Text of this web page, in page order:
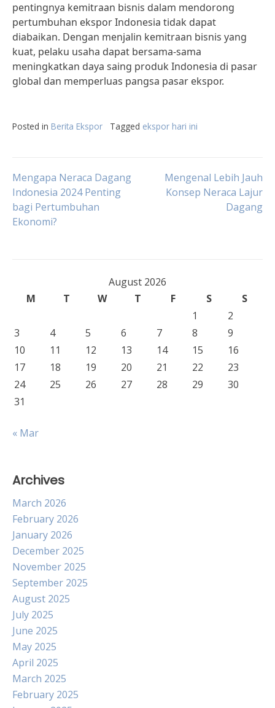
pentingnya kemitraan bisnis dalam mendorong
pertumbuhan ekspor Indonesia tidak dapat
diabaikan. Dengan menjalin kemitraan bisnis yang
kuat, pelaku usaha dapat bersama-sama
meningkatkan daya saing produk Indonesia di pasar
global dan memperluas pangsa pasar ekspor.
Posted in Berita Ekspor Tagged ekspor hari ini
Post
navigation
Mengapa Neraca Dagang
Indonesia 2024 Penting
bagi Pertumbuhan
Ekonomi?
Mengenal Lebih Jauh
Konsep Neraca Lajur
Dagang
August 2026
M
T W T F S
S
1
2
3
4 5 6 7 8
9
10
11 12 13 14 15
16
17
18 19 20 21 22
23
24
25 26 27 28 29
30
31
« Mar
Archives
March 2026
February 2026
January 2026
December 2025
November 2025
September 2025
August 2025
July 2025
June 2025
May 2025
April 2025
March 2025
February 2025